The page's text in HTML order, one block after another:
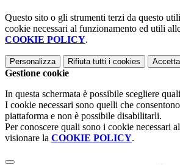
Questo sito o gli strumenti terzi da questo
cookie necessari al funzionamento ed utili
COOKIE POLICY.
Personalizza Rifiuta tutti i cookies
Gestione cookie
In questa schermata è possibile scegliere
I cookie necessari sono quelli che
piattaforma e non è possibile disabilitarli.
Per conoscere quali sono i cookie necessari
visionare la COOKIE POLICY.